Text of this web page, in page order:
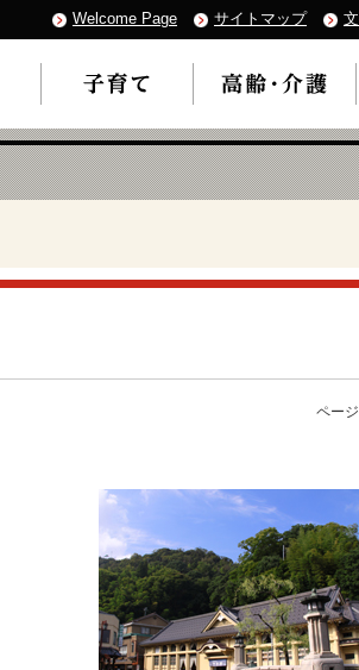
Welcome Page サイトマップ
ペー